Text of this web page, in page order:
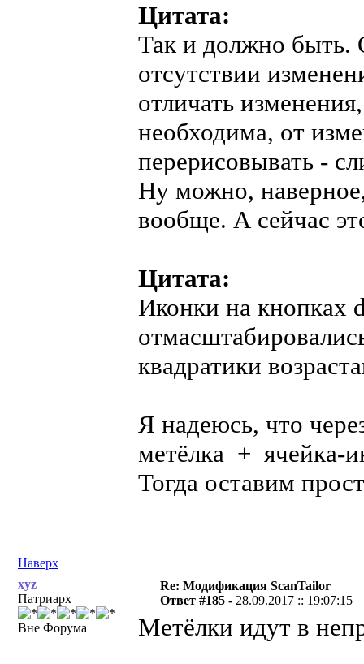
Цитата:
Так и должно быть.
отсутствии
отличать
необходима, от
перерисовывать -
Ну можно,
вообще. А сейчас
Цитата:
Иконки на кнопках
квадратики
Я надеюсь, что
метёлка + ячейка-
Тогда оставим
Наверх
xyz
Патриарх
Вне Форума
Re: Модификация ScanTailor
Ответ #185 - 28.09.2017 :: 19:07:15
Метёлки идут в